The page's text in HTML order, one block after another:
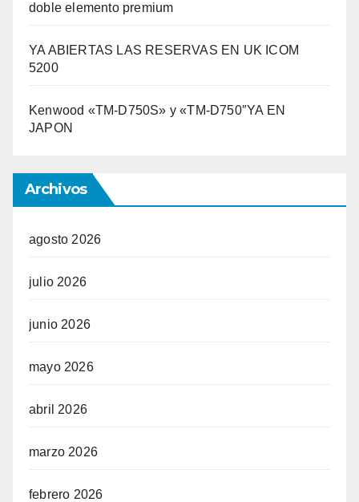
doble elemento premium
YA ABIERTAS LAS RESERVAS EN UK ICOM
5200
Kenwood «TM-D750S» y «TM-D750″YA EN
JAPON
Archivos
agosto 2026
julio 2026
junio 2026
mayo 2026
abril 2026
marzo 2026
febrero 2026